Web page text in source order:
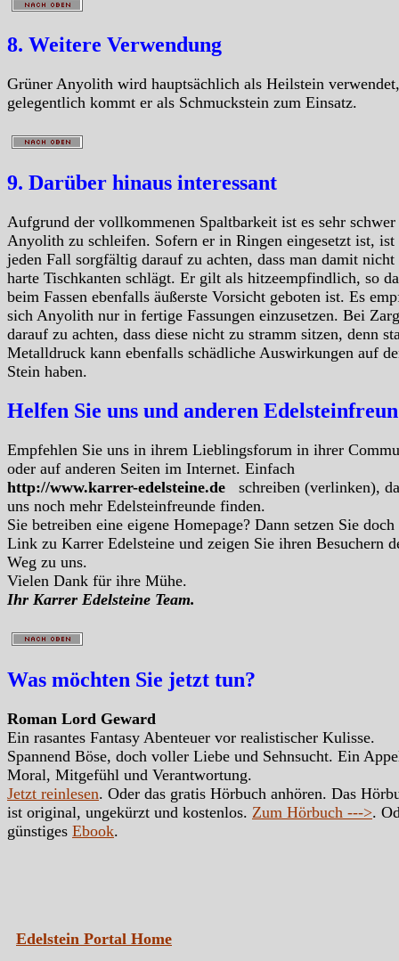
8. Weitere Verwendung
Grüner Anyolith wird hauptsächlich als Heilstein
gelegentlich kommt er als Schmuckstein zum Einsatz.
9. Darüber hinaus interessant
Aufgrund der vollkommenen Spaltbarkeit ist es sehr schwer
Anyolith zu schleifen. Sofern er in Ringen eingesetzt ist, ist
jeden Fall sorgfältig darauf zu achten, dass man damit nicht
harte Tischkanten schlägt. Er gilt als hitzeempfindlich, so
beim Fassen ebenfalls äußerste Vorsicht geboten ist. Es
sich Anyolith nur in fertige Fassungen einzusetzen. Bei
darauf zu achten, dass diese nicht zu stramm sitzen, denn
Metalldruck kann ebenfalls schädliche Auswirkungen auf
Stein haben.
Helfen Sie uns und anderen
Empfehlen Sie uns in ihrem Lieblingsforum in ihrer
oder auf anderen Seiten im Internet. Einfach
http://www.karrer-edelsteine.de
schreiben (verlinken),
uns noch mehr Edelsteinfreunde finden.
Sie betreiben eine eigene Homepage? Dann setzen Sie doch
Link zu Karrer Edelsteine und zeigen Sie ihren Besuchern
Weg zu uns.
Vielen Dank für ihre Mühe.
Ihr Karrer Edelsteine Team.
Was möchten Sie jetzt tun?
Roman Lord Geward
Ein rasantes Fantasy Abenteuer vor realistischer Kulisse.
Spannend Böse, doch voller Liebe und Sehnsucht. Ein
Moral, Mitgefühl und Verantwortung.
Jetzt reinlesen. Oder das gratis Hörbuch anhören. Das
ist original, ungekürzt und kostenlos. Zum Hörbuch --->.
günstiges Ebook.
Edelstein Portal Home